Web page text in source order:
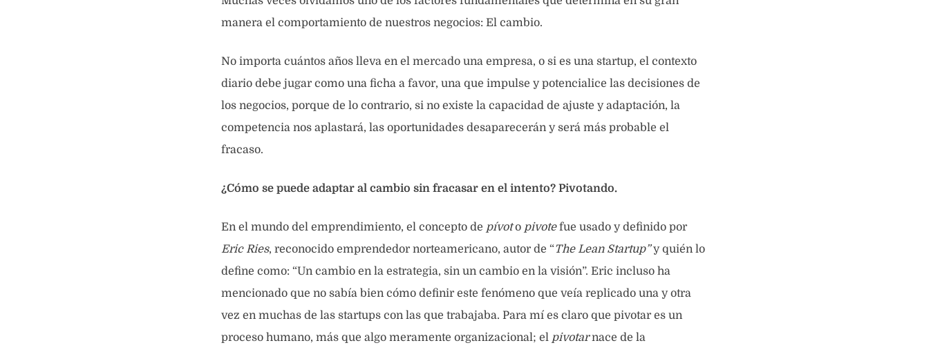
manera el comportamiento de nuestros negocios: El cambio.
No importa cuántos años lleva en el mercado una empresa, o si es una startup, el contexto
diario debe jugar como una ficha a favor, una que impulse y potencialice las decisiones de
los negocios, porque de lo contrario, si no existe la capacidad de ajuste y adaptación, la
competencia nos aplastará, las oportunidades desaparecerán y será más probable el
fracaso.
¿Cómo se puede adaptar al cambio sin fracasar en el intento? Pivotando.
En el mundo del emprendimiento, el concepto de pívoto pivotefue usado y definido por
Eric Ries, reconocido emprendedor norteamericano, autor de “The Lean Startup”y quién lo
define como: “Un cambio en la estrategia, sin un cambio en la visión”. Eric incluso ha
mencionado que no sabía bien cómo definir este fenómeno que veía replicado una y otra
vez en muchas de las startups con las que trabajaba. Para mí es claro que pivotar es un
proceso humano, más que algo meramente organizacional; el pivotar nace de la